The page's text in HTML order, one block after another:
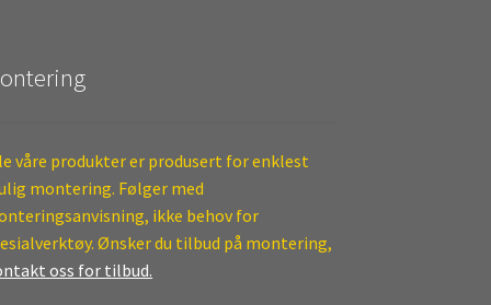
våre produkter er produsert for enklest
montering. Følger med
ikke behov for
Ønsker du tilbud på montering,
oss for tilbud.